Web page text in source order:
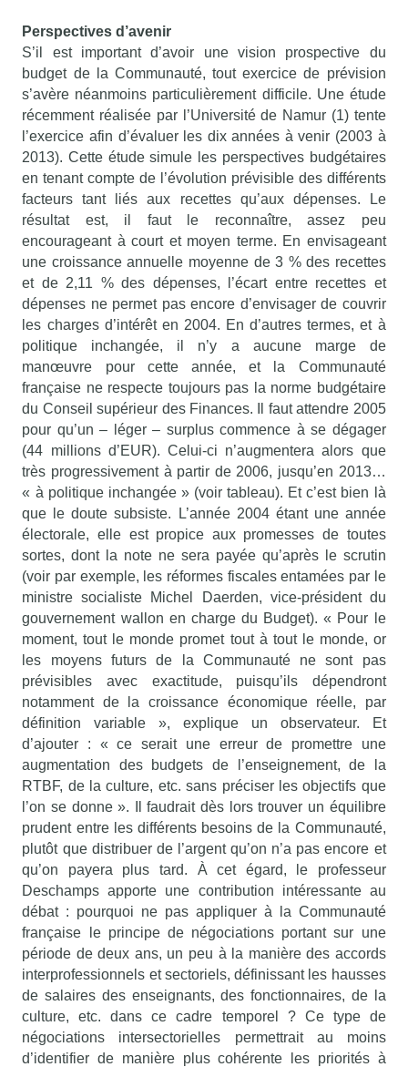
Perspectives d’avenir
S’il est important d’avoir une vision prospective du
budget de la Communauté, tout exercice de prévision
s’avère néanmoins particulièrement difficile. Une étude
récemment réalisée par l’Université de Namur (1) tente
l’exercice afin d’évaluer les dix années à venir (2003 à
2013). Cette étude simule les perspectives budgétaires
en tenant compte de l’évolution prévisible des différents
facteurs tant liés aux recettes qu’aux dépenses. Le
résultat est, il faut le reconnaître, assez peu
encourageant à court et moyen terme. En envisageant
une croissance annuelle moyenne de 3 % des recettes
et de 2,11 % des dépenses, l’écart entre recettes et
dépenses ne permet pas encore d’envisager de couvrir
les charges d’intérêt en 2004. En d’autres termes, et à
politique inchangée, il n’y a aucune marge de
manœuvre pour cette année, et la Communauté
française ne respecte toujours pas la norme budgétaire
du Conseil supérieur des Finances. Il faut attendre 2005
pour qu’un – léger – surplus commence à se dégager
(44 millions d’EUR). Celui-ci n’augmentera alors que
très progressivement à partir de 2006, jusqu’en 2013…
« à politique inchangée » (voir tableau). Et c’est bien là
que le doute subsiste. L’année 2004 étant une année
électorale, elle est propice aux promesses de toutes
sortes, dont la note ne sera payée qu’après le scrutin
(voir par exemple, les réformes fiscales entamées par le
ministre socialiste Michel Daerden, vice-président du
gouvernement wallon en charge du Budget). « Pour le
moment, tout le monde promet tout à tout le monde, or
les moyens futurs de la Communauté ne sont pas
prévisibles avec exactitude, puisqu’ils dépendront
notamment de la croissance économique réelle, par
définition variable », explique un observateur. Et
d’ajouter : « ce serait une erreur de promettre une
augmentation des budgets de l’enseignement, de la
RTBF, de la culture, etc. sans préciser les objectifs que
l’on se donne ». Il faudrait dès lors trouver un équilibre
prudent entre les différents besoins de la Communauté,
plutôt que distribuer de l’argent qu’on n’a pas encore et
qu’on payera plus tard. À cet égard, le professeur
Deschamps apporte une contribution intéressante au
débat : pourquoi ne pas appliquer à la Communauté
française le principe de négociations portant sur une
période de deux ans, un peu à la manière des accords
interprofessionnels et sectoriels, définissant les hausses
de salaires des enseignants, des fonctionnaires, de la
culture, etc. dans ce cadre temporel ? Ce type de
négociations intersectorielles permettrait au moins
d’identifier de manière plus cohérente les priorités à